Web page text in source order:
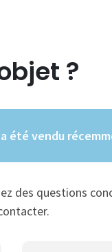
?
été vendu
des questions